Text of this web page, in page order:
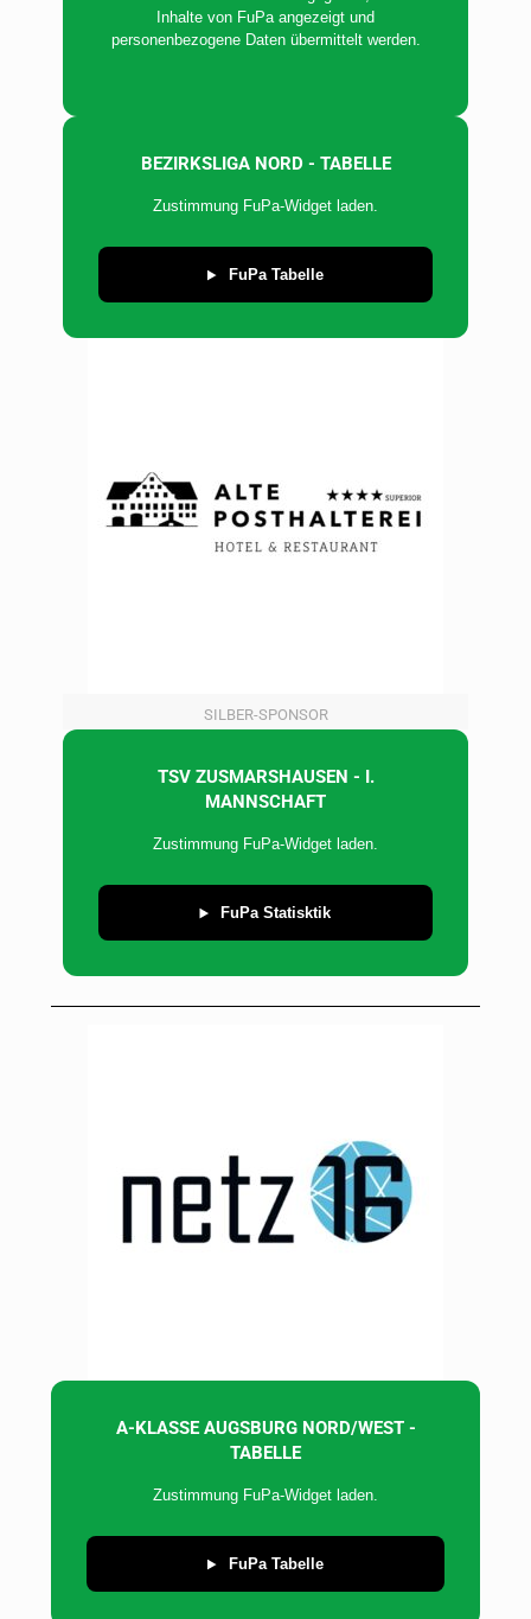
Inhalte von FuPa angezeigt und
personenbezogene Daten übermittelt werden.
BEZIRKSLIGA NORD - TABELLE
Zustimmung FuPa-Widget laden.
FuPa Tabelle
SILBER-SPONSOR
TSV ZUSMARSHAUSEN - I.
MANNSCHAFT
Zustimmung FuPa-Widget laden.
FuPa Statisktik
A-KLASSE AUGSBURG NORD/WEST -
TABELLE
Zustimmung FuPa-Widget laden.
FuPa Tabelle